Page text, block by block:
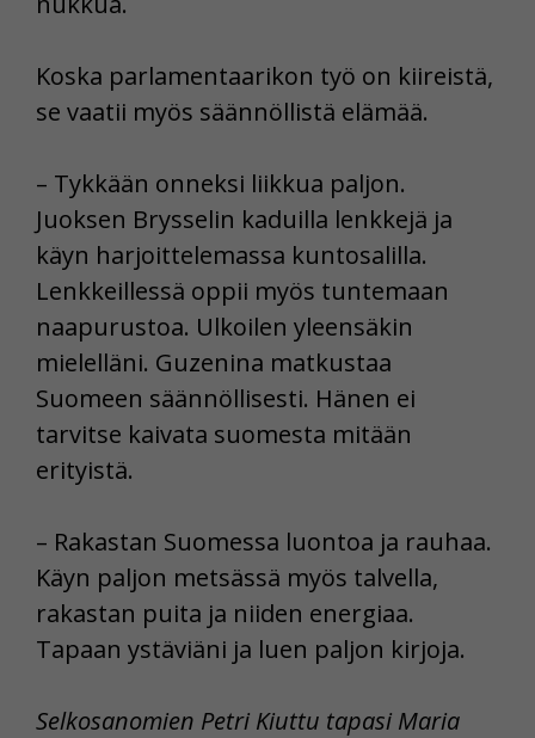
Koska parlamentaarikon työ on kiireistä,
se vaatii myös säännöllistä elämää.
– Tykkään onneksi liikkua paljon.
Juoksen Brysselin kaduilla lenkkejä ja
käyn harjoittelemassa kuntosalilla.
Lenkkeillessä oppii myös tuntemaan
naapurustoa. Ulkoilen yleensäkin
mielelläni. Guzenina matkustaa
Suomeen säännöllisesti. Hänen ei
tarvitse kaivata suomesta mitään
erityistä.
– Rakastan Suomessa luontoa ja rauhaa.
Käyn paljon metsässä myös talvella,
rakastan puita ja niiden energiaa.
Tapaan ystäviäni ja luen paljon kirjoja.
Selkosanomien Petri Kiuttu tapasi Maria